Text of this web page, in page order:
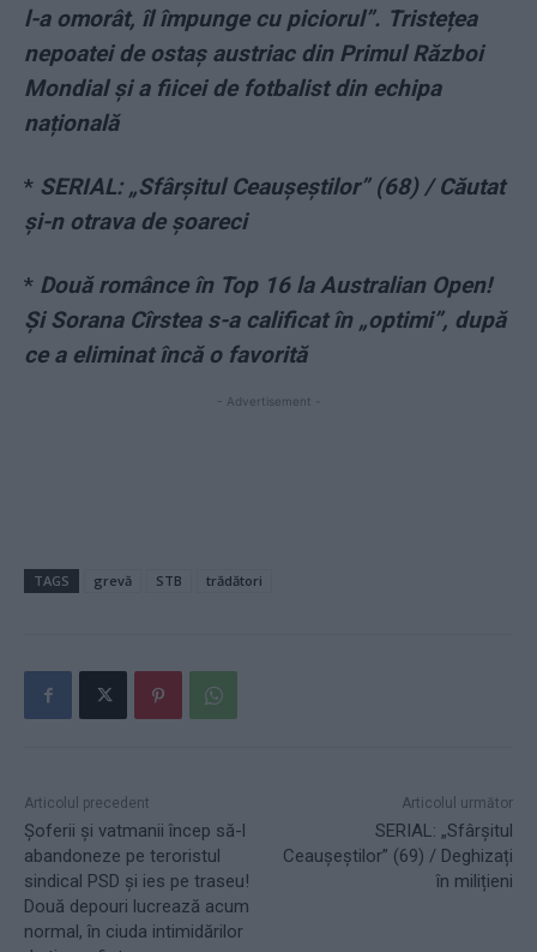
l-a omorât, îl împunge cu piciorul”. Tristețea
nepoatei de ostaș austriac din Primul Război
Mondial și a fiicei de fotbalist din echipa
națională
* SERIAL: „Sfârșitul Ceaușeștilor” (68) / Căutat
și-n otrava de șoareci
* Două românce în Top 16 la Australian Open!
Și Sorana Cîrstea s-a calificat în „optimi”, după
ce a eliminat încă o favorită
- Advertisement -
TAGS grevă STB trădători
Articolul precedent
Șoferii și vatmanii încep să-l
abandoneze pe teroristul
sindical PSD și ies pe traseu!
Două depouri lucrează acum
normal, în ciuda intimidărilor
Articolul următor
SERIAL: „Sfârșitul
Ceaușeștilor” (69) / Deghizați
în milițieni